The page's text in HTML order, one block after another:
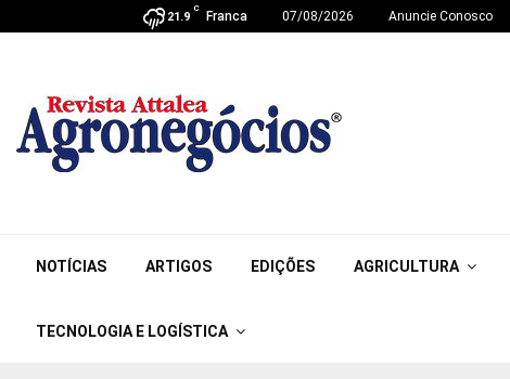
21.9
C
Franca 07/08/2026 Anuncie Conosco
NOTÍCIAS ARTIGOS EDIÇÕES AGRICULTURA
TECNOLOGIA E LOGÍSTICA